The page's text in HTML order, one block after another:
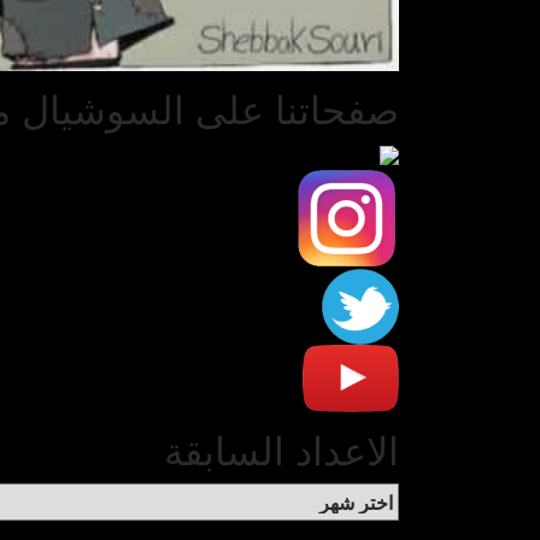
صفحاتنا على السوشيال
الاعداد السابقة